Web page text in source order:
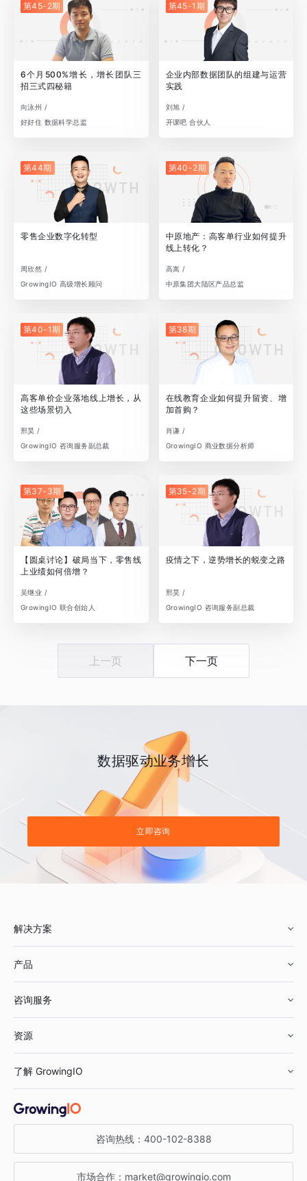
第45-2期
6个月500%增长，增长团队三
招三式四秘籍
向泳州 /
好好住 数据科学总监
第45-1期
企业内部数据团队的组建与运营
实践
刘旭 /
开课吧 合伙人
第44期
零售企业数字化转型
周欣然 /
GrowingIO 高级增长顾问
第40-2期
中原地产：高客单行业如何提升
线上转化？
高嵩 /
中原集团大陆区产品总监
第40-1期
高客单价企业落地线上增长，从
这些场景切入
邢昊 /
GrowingIO 咨询服务副总裁
第38期
在线教育企业如何提升留资、增
加首购？
肖谦 /
GrowingIO 商业数据分析师
第37-3期
【圆桌讨论】破局当下，零售线
上业绩如何倍增？
吴继业 /
GrowingIO 联合创始人
第35-2期
疫情之下，逆势增长的蜕变之路
邢昊 /
GrowingIO 咨询服务副总裁
上一页 下一页
数据驱动业务增长
立即咨询
解决方案
鞋服行业
汽车行业
金融行业
产品
智能运营
获客分析
咨询服务
资源
增长公开课
增长博客
了解 GrowingIO
关于 GrowingIO
增长大会
咨询热线： 400-102-8388
市场合作： market@growingio.com